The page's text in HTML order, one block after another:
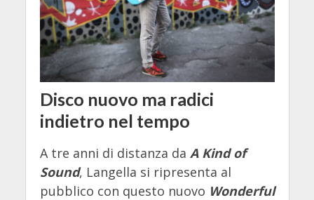
Disco nuovo ma radici
indietro nel tempo
A tre anni di distanza da A Kind of
Sound, Langella si ripresenta al
pubblico con questo nuovo Wonderful